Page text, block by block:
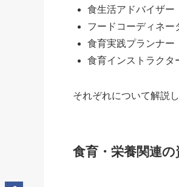
食生活アドバイザー
フードコーディネー
食育実践プランナー
食育インストラクタ
それぞれについて解説し
食育・栄養関連